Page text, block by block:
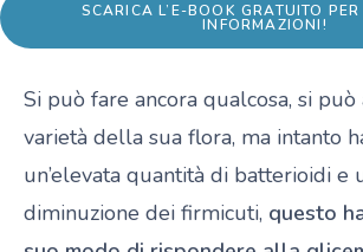
SCARICA L’E-BOOK GRATUITO
INFORMAZIONI!
Si può fare ancora qualcosa, si
varietà della sua flora, ma intanto
un’elevata quantità di batterioidi e
diminuzione dei firmicuti, questo